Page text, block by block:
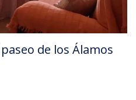
de los Álamos